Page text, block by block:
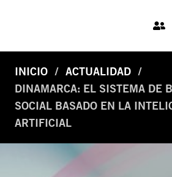
INICIO
ACTUALIDAD
DINAMARCA: EL SISTEMA DE
SOCIAL BASADO EN LA
ARTIFICIAL